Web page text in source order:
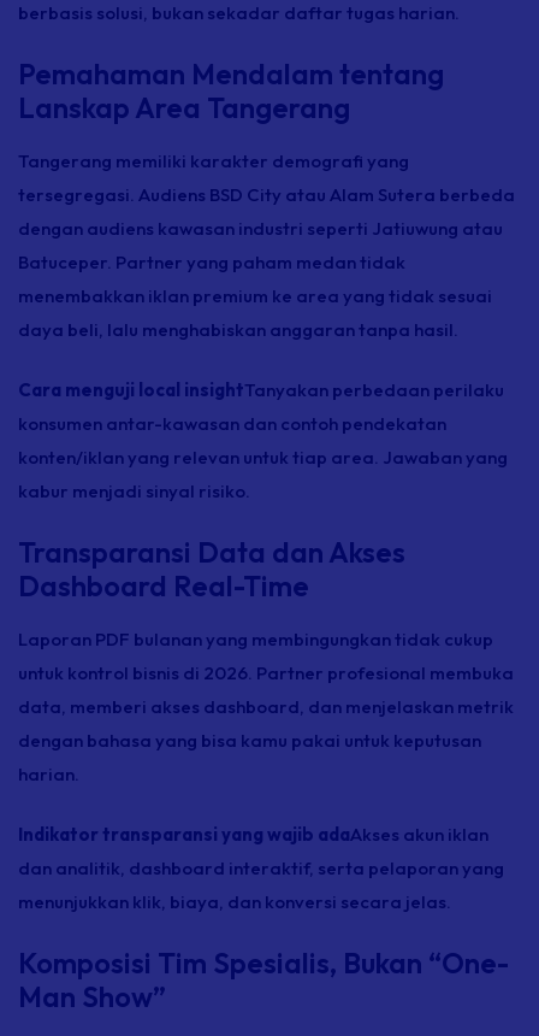
berbasis solusi, bukan sekadar daftar tugas harian.
Pemahaman Mendalam tentang
Lanskap Area Tangerang
Tangerang memiliki karakter demografi yang
tersegregasi. Audiens BSD City atau Alam Sutera berbeda
dengan audiens kawasan industri seperti Jatiuwung atau
Batuceper. Partner yang paham medan tidak
menembakkan iklan premium ke area yang tidak sesuai
daya beli, lalu menghabiskan anggaran tanpa hasil.
Cara menguji local insightTanyakan perbedaan perilaku
konsumen antar-kawasan dan contoh pendekatan
konten/iklan yang relevan untuk tiap area. Jawaban yang
kabur menjadi sinyal risiko.
Transparansi Data dan Akses
Dashboard Real-Time
Laporan PDF bulanan yang membingungkan tidak cukup
untuk kontrol bisnis di 2026. Partner profesional membuka
data, memberi akses dashboard, dan menjelaskan metrik
dengan bahasa yang bisa kamu pakai untuk keputusan
harian.
Indikator transparansi yang wajib adaAkses akun iklan
dan analitik, dashboard interaktif, serta pelaporan yang
menunjukkan klik, biaya, dan konversi secara jelas.
Komposisi Tim Spesialis, Bukan “One-
Man Show”